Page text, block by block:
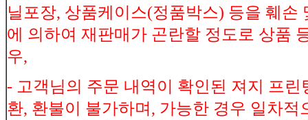
닐포장, 상품케이스(정품박스) 등을 훼
에 의하여 재판매가 곤란할 정도로 상품
우,
- 고객님의 주문 내역이 확인된 져지 프
환, 환불이 불가하며, 가능한 경우 일차